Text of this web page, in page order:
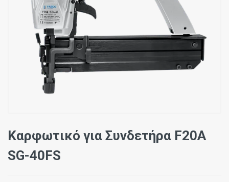
Καρφωτικό για Συνδετήρα F20A
SG-40FS